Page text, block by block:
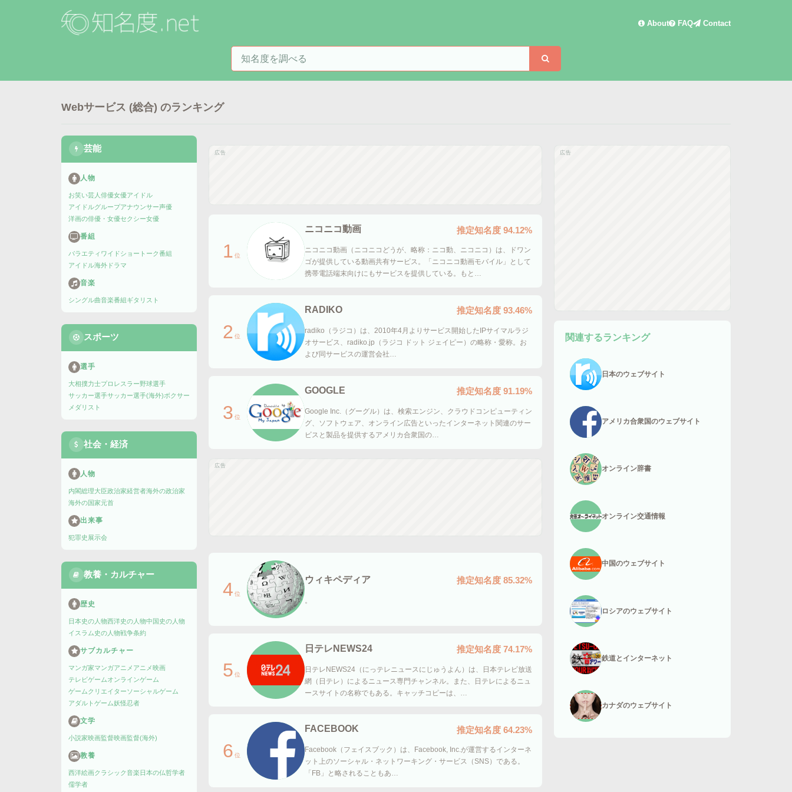
About FAQ Contact
知名度を検索
Webサービス (総合) のランキング
芸能
人物
お笑い芸人 俳優女優アイドル
アイドルグループアナウンサー声優
洋画の俳優・女優セクシー女優
番組
バラエティ ワイドショー トーク番組
アイドル海外ドラマ
音楽
シングル曲音楽番組ギタリスト
スポーツ
選手
大相撲力士プロレスラー野球選手
サッカー選手サッカー選手(海外)ボクサー
メダリスト
社会・経済
人物
内閣総理大臣政治家経営者海外の政治家
海外の国家元首
出来事
犯罪史 展示会
教養・カルチャー
歴史
日本史の人物西洋史の人物中国史の人物
イスラム史の人物戦争条約
サブカルチャー
マンガ家マンガアニメ アニメ映画
テレビゲームオンラインゲーム
ゲームクリエイターソーシャルゲーム
アダルトゲーム妖怪忍者
文学
小説家映画監督映画監督(海外)
教養
西洋絵画クラシック音楽 日本の仏哲学者
儒学者
広告
1 位
ニコニコ動画 推定知名度 94.12%
ニコニコ動画（ニコニコどうが、略称：ニコ動、ニコニコ）は、ドワン
ゴが提供している動画共有サービス。「ニコニコ動画モバイル」として
携帯電話端末向けにもサービスを提供している。もと…
2 位
RADIKO 推定知名度 93.46%
radiko（ラジコ）は、2010年4月よりサービス開始したIPサイマルラジ
オサービス、radiko.jp（ラジコ ドット ジェイピー）の略称・愛称。お
よび同サービスの運営会社…
3 位
GOOGLE 推定知名度 91.19%
Google Inc.（グーグル）は、検索エンジン、クラウドコンピューティン
グ、ソフトウェア、オンライン広告といったインターネット関連のサー
ビスと製品を提供するアメリカ合衆国の…
広告
4 位
ウィキペディア 推定知名度 85.32%
。
5 位
日テレNEWS24 推定知名度 74.17%
日テレNEWS24（にっテレニュースにじゅうよん）は、日本テレビ放送
網（日テレ）によるニュース専門チャンネル。また、日テレによるニュ
ースサイトの名称でもある。キャッチコピーは、…
6 位
FACEBOOK 推定知名度 64.23%
Facebook（フェイスブック）は、Facebook, Inc.が運営するインターネ
ット上のソーシャル・ネットワーキング・サービス（SNS）である。
「FB」と略されることもあ…
広告
関連するランキング
日本のウェブサイト
アメリカ合衆国のウェブサイト
オンライン辞書
オンライン交通情報
中国のウェブサイト
ロシアのウェブサイト
鉄道とインターネット
カナダのウェブサイト